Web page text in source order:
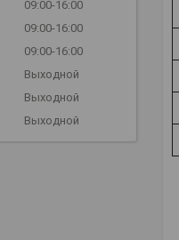
09:00-16:00
09:00-16:00
09:00-16:00
Выходной
Выходной
Выходной